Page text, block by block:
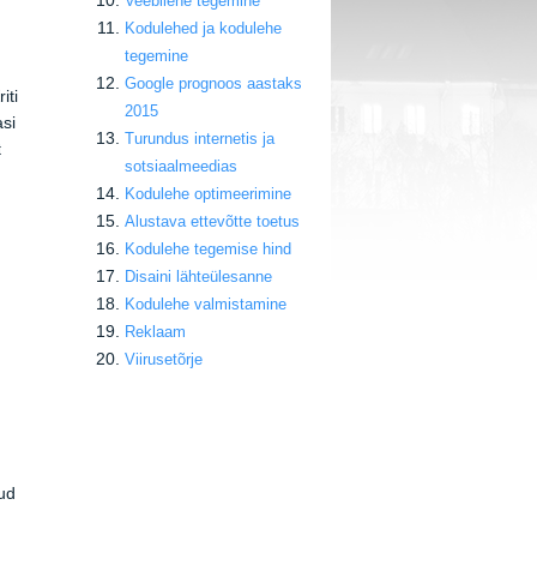
Kodulehed ja kodulehe
tegemine
Google prognoos aastaks
2015
Turundus internetis ja
sotsiaalmeedias
Kodulehe optimeerimine
Alustava ettevõtte toetus
Kodulehe tegemise hind
Disaini lähteülesanne
Kodulehe valmistamine
Reklaam
Viirusetõrje